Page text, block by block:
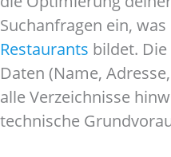
Suchanfragen ein,
Restaurants bildet.
Daten (Name,
alle Verzeichnisse
technische